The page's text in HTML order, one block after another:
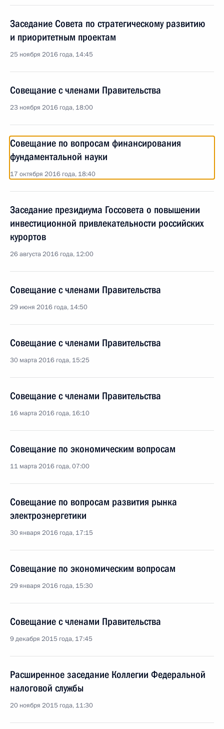
Заседание Совета по стратегическому развитию
и приоритетным проектам
25 ноября 2016 года, 14:45
Совещание с членами Правительства
23 ноября 2016 года, 18:00
Совещание по вопросам финансирования
фундаментальной науки
17 октября 2016 года, 18:40
Заседание президиума Госсовета о повышении
инвестиционной привлекательности российских
курортов
26 августа 2016 года, 12:00
Совещание с членами Правительства
29 июня 2016 года, 14:50
Совещание с членами Правительства
30 марта 2016 года, 15:25
Совещание с членами Правительства
16 марта 2016 года, 16:10
Совещание по экономическим вопросам
11 марта 2016 года, 07:00
Совещание по вопросам развития рынка
электроэнергетики
30 января 2016 года, 17:15
Совещание по экономическим вопросам
29 января 2016 года, 15:30
Совещание с членами Правительства
9 декабря 2015 года, 17:45
Расширенное заседание Коллегии Федеральной
налоговой службы
20 ноября 2015 года, 11:30